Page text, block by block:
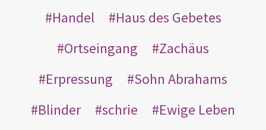
Handel
Haus des Gebetes
Ortseingang
Zachäus
Erpressung
Sohn Abrahams
Blinder
schrie
Ewige Leben